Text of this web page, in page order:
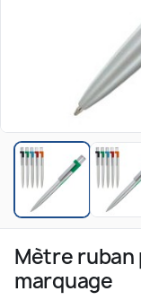
Mètre ruban
marquage